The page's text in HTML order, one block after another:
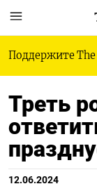
Поддержите The
Треть
12.06.2024